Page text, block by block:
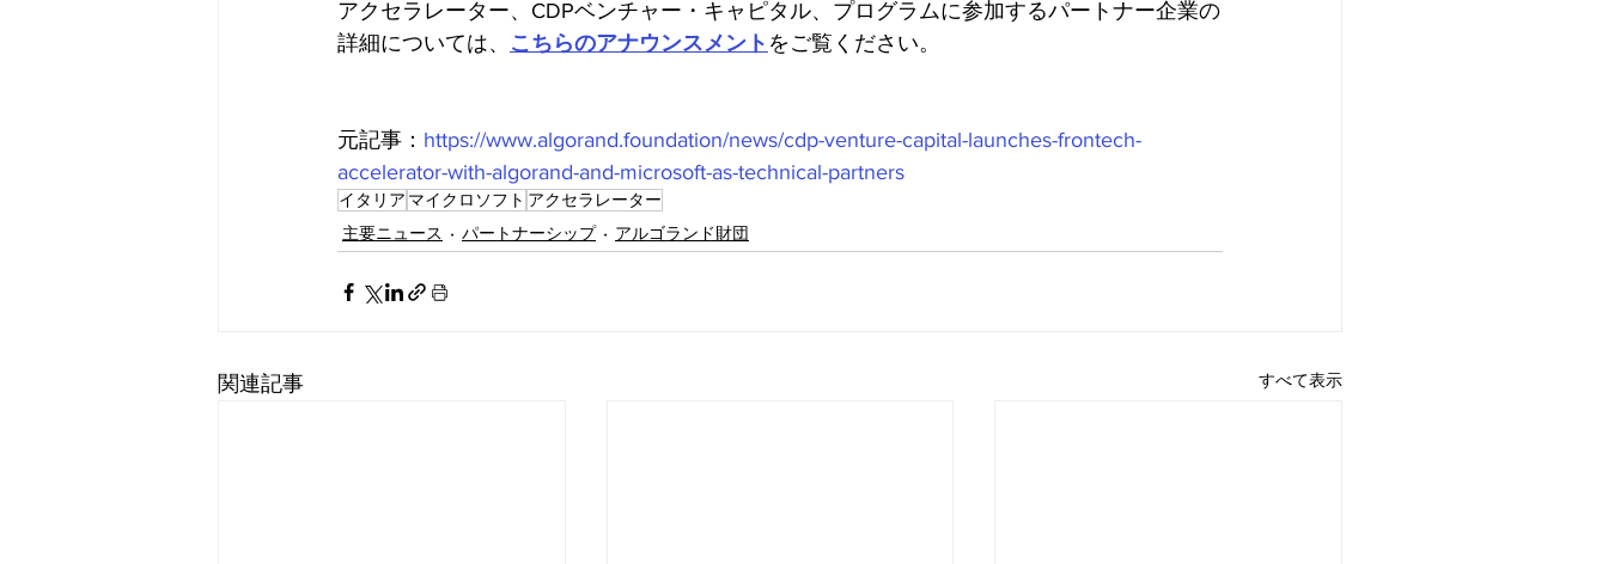
アクセラレーター、CDPベンチャー・キャピタル、プログラムに参加するパートナー企業の
詳細については、 こちらのアナウンスメント をご覧ください。
元記事： https://www.algorand.foundation/news/cdp-venture-capital-launches-frontech-
accelerator-with-algorand-and-microsoft-as-technical-partners
イタリア マイクロソフト アクセラレーター
主要ニュース
パートナーシップ アルゴランド財団
関連記事 すべて表示